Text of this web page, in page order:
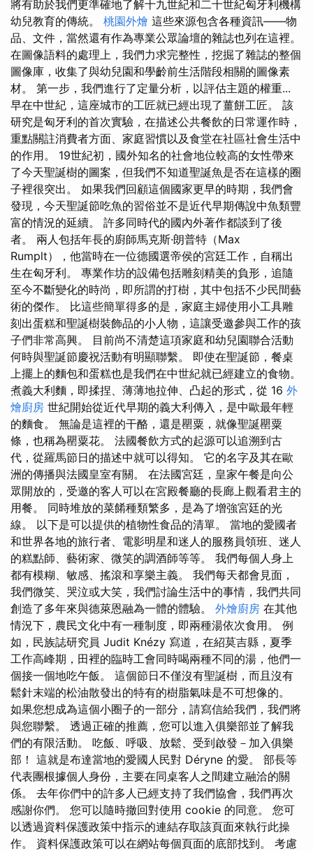
將有助於我們更準確地了解十九世紀和二十世紀匈牙利機構
幼兒教育的傳統。 桃園外燴 這些來源包含各種資訊——物
品、文件，當然還有作為專業公眾論壇的雜誌也列在這裡。
在圖像語料的處理上，我們力求完整性，挖掘了雜誌的整個
圖像庫，收集了與幼兒園和學齡前生活階段相關的圖像素
材。 第一步，我們進行了定量分析，以評估主題的權重...
早在中世紀，這座城市的工匠就已經出現了薑餅工匠。 該
研究是匈牙利的首次實驗，在描述公共餐飲的日常運作時，
重點關註消費者方面、家庭習慣以及食堂在社區社會生活中
的作用。 19世紀初，國外知名的社會地位較高的女性帶來
了今天聖誕樹的圖案，但我們不知道聖誕魚是否在這樣的圈
子裡很突出。 如果我們回顧這個國家更早的時期，我們會
發現，今天聖誕節吃魚的習俗並不是近代早期傳說中魚類豐
富的情況的延續。 許多同時代的國內外著作都談到了後
者。 兩人包括年長的廚師馬克斯·朗普特（Max
Rumplt），他當時在一位德國選帝侯的宮廷工作，自稱出
生在匈牙利。 專業作坊的設備包括雕刻精美的負形，追隨
至今不斷變化的時尚，即所謂的打樹，其中包括不少民間藝
術的傑作。 比這些簡單得多的是，家庭主婦使用小工具雕
刻出蛋糕和聖誕樹裝飾品的小人物，這讓受邀參與工作的孩
子們非常高興。 目前尚不清楚這項家庭和幼兒園聯合活動
何時與聖誕節慶祝活動有明顯聯繫。 即使在聖誕節，餐桌
上擺上的麵包和蛋糕也是我們在中世紀就已經建立的食物。
煮義大利麵，即揉捏、薄薄地拉伸、凸起的形式，從 16 外
燴廚房 世紀開始從近代早期的義大利傳入，是中歐最年輕
的麵食。 無論是這裡的干酪，還是罌粟，就像聖誕罌粟
條，也稱為罌粟花。 法國餐飲方式的起源可以追溯到古
代，從羅馬節日的描述中就可以得知。 它的名字及其在歐
洲的傳播與法國皇室有關。 在法國宮廷，皇家午餐是向公
眾開放的，受邀的客人可以在宮殿餐廳的長廊上觀看君主的
用餐。 同時堆放的菜餚種類繁多，是為了增強宮廷的光
線。 以下是可以提供的植物性食品的清單。 當地的愛國者
和世界各地的旅行者、電影明星和迷人的服務員領班、迷人
的糕點師、藝術家、微笑的調酒師等等。 我們每個人身上
都有模糊、敏感、搖滾和享樂主義。 我們每天都會見面，
我們微笑、哭泣或大笑，我們討論生活中的事情，我們共同
創造了多年來與德萊恩融為一體的體驗。 外燴廚房 在其他
情況下，農民文化中有一種制度，即兩種湯依次食用。 例
如，民族誌研究員 Judit Knézy 寫道，在紹莫吉縣，夏季
工作高峰期，田裡的臨時工會同時喝兩種不同的湯，他們一
個接一個地吃午飯。 這個節日不僅沒有聖誕樹，而且沒有
鬆針末端的松油散發出的特有的樹脂氣味是不可想像的。
如果您想成為這個小圈子的一部分，請寫信給我們，我們將
與您聯繫。 透過正確的推薦，您可以進入俱樂部並了解我
們的有限活動。 吃飯、呼吸、放鬆、受到啟發－加入俱樂
部！ 這就是布達當地的愛國人民對 Déryne 的愛。 部長等
代表團根據個人身份，主要在同桌客人之間建立融洽的關
係。 去年你們中的許多人已經支持了我們協會，我們再次
感謝你們。 您可以隨時撤回對使用 cookie 的同意。 您可
以透過資料保護政策中指示的連結存取該頁面來執行此操
作。 資料保護政策可以在網站每個頁面的底部找到。 考慮